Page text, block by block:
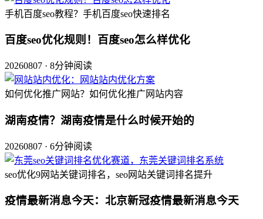
手机百度seo教程？手机百度seo快速排名
百度seo优化规则！百度seo怎么样优化
20260807 · 8分钟阅读
如何优化推广网站？如何优化推广网站内容
湖南疫情？湖南疫情是什么时候开始的
20260807 · 6分钟阅读
seo优化9网站关键词排名，seo网站关键词排名提升
疫情最新消息今天：北京新冠疫情最新消息今天